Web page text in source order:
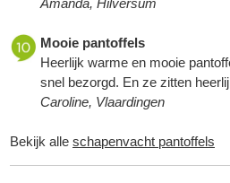
Mooie pantoffels
Heerlijk warme en mooie
snel bezorgd. En ze zitten
Caroline, Vlaardingen
Bekijk alle schapenvacht pantoffels